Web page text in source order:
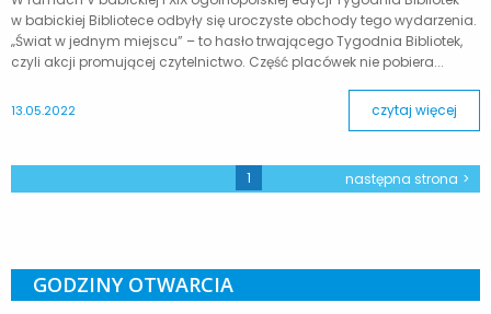
w babickiej Bibliotece odbyły się uroczyste obchody tego wydarzenia.
„Świat w jednym miejscu” – to hasło trwającego Tygodnia Bibliotek,
czyli akcji promującej czytelnictwo. Część placówek nie pobiera...
13.05.2022 czytaj więcej
1 następna strona
GODZINY OTWARCIA